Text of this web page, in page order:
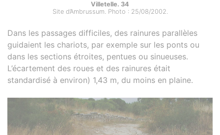
Villetelle. 34
Site d’Ambrussum. Photo : 25/08/2002.
Dans les passages difficiles, des rainures parallèles
guidaient les chariots, par exemple sur les ponts ou
dans les sections étroites, pentues ou sinueuses.
L’écartement des roues et des rainures était
standardisé à environ) 1,43 m, du moins en plaine.